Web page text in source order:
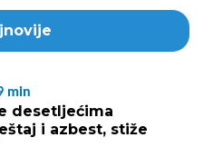
min
desetljećima
i azbest, stiže